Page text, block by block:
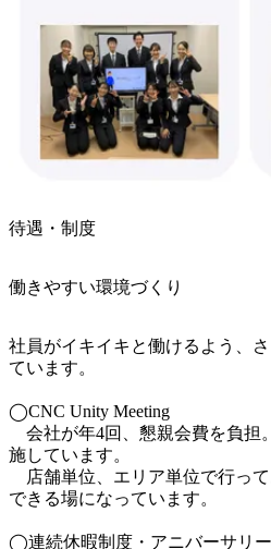
待遇・制度
働きやすい環境づくり
社員がイキイキと働けるよう、
ています。
◯CNC Unity Meeting
会社が年4回、懇親会費を負担
施しています。
店舗単位、エリア単位で行っ
できる場になっています。
◯連続休暇制度・アニバーサリ